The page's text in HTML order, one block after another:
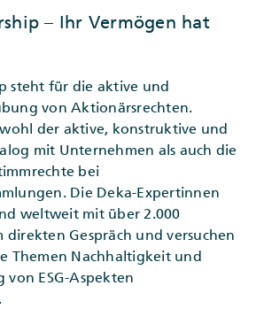
– Ihr Vermögen hat
steht für die aktive und
von Aktionärsrechten.
der aktive, konstruktive und
mit Unternehmen als auch die
bei
Die Deka-Expertinnen
weltweit mit über 2.000
direkten Gespräch und versuchen
Themen Nachhaltigkeit und
von ESG-Aspekten